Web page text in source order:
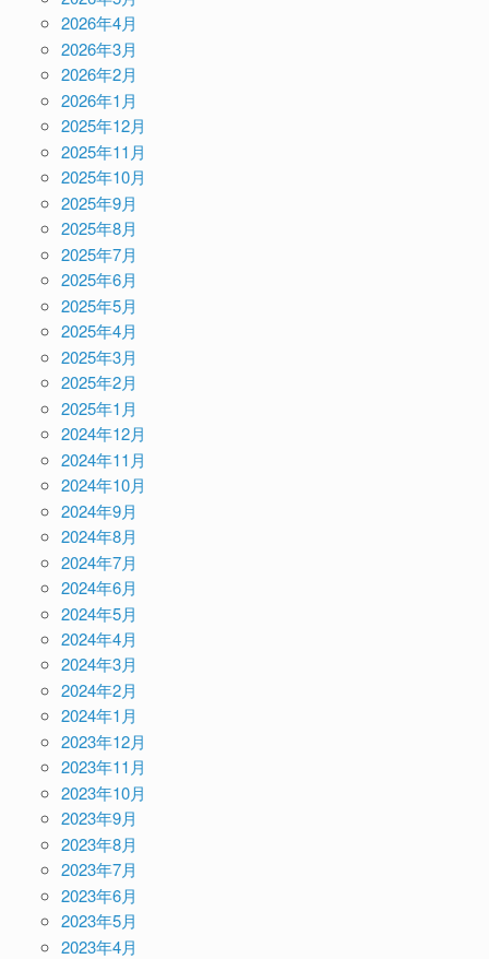
2026年4月
2026年3月
2026年2月
2026年1月
2025年12月
2025年11月
2025年10月
2025年9月
2025年8月
2025年7月
2025年6月
2025年5月
2025年4月
2025年3月
2025年2月
2025年1月
2024年12月
2024年11月
2024年10月
2024年9月
2024年8月
2024年7月
2024年6月
2024年5月
2024年4月
2024年3月
2024年2月
2024年1月
2023年12月
2023年11月
2023年10月
2023年9月
2023年8月
2023年7月
2023年6月
2023年5月
2023年4月